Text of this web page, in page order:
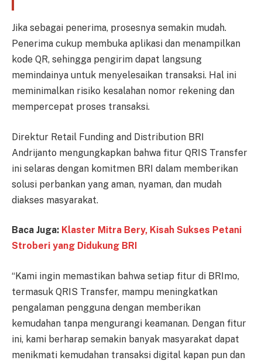
Jika sebagai penerima, prosesnya semakin mudah.
Penerima cukup membuka aplikasi dan menampilkan
kode QR, sehingga pengirim dapat langsung
memindainya untuk menyelesaikan transaksi. Hal ini
meminimalkan risiko kesalahan nomor rekening dan
mempercepat proses transaksi.
Direktur Retail Funding and Distribution BRI
Andrijanto mengungkapkan bahwa fitur QRIS Transfer
ini selaras dengan komitmen BRI dalam memberikan
solusi perbankan yang aman, nyaman, dan mudah
diakses masyarakat.
Baca Juga: Klaster Mitra Bery, Kisah Sukses Petani
Stroberi yang Didukung BRI
“Kami ingin memastikan bahwa setiap fitur di BRImo,
termasuk QRIS Transfer, mampu meningkatkan
pengalaman pengguna dengan memberikan
kemudahan tanpa mengurangi keamanan. Dengan fitur
ini, kami berharap semakin banyak masyarakat dapat
menikmati kemudahan transaksi digital kapan pun dan